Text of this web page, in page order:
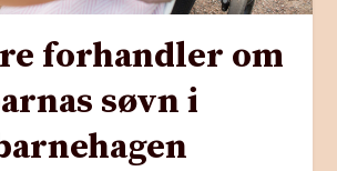
forhandler om
søvn i